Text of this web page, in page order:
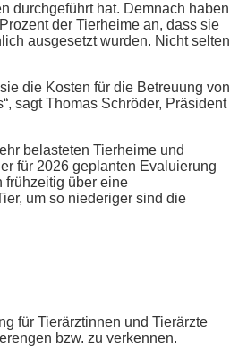
durchgeführt hat. Demnach haben
der Tierheime an, dass sie
ausgesetzt wurden. Nicht selten
die Kosten für die Betreuung von
sagt Thomas Schröder, Präsident
belasteten Tierheime und
für 2026 geplanten Evaluierung
frühzeitig über eine
um so niederiger sind die
für Tierärztinnen und Tierärzte
bzw. zu verkennen.